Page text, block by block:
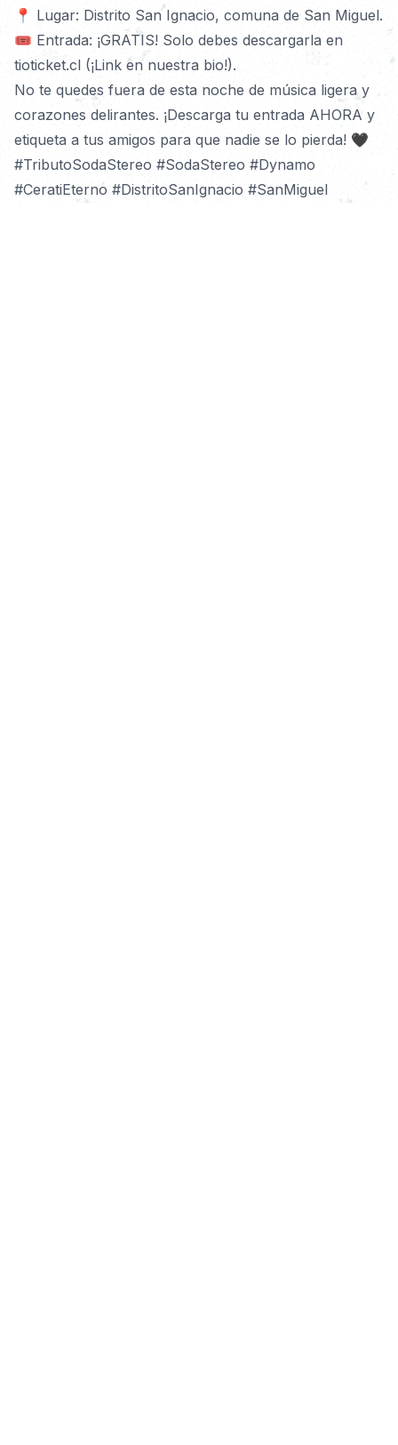
📍 Lugar: Distrito San Ignacio, comuna de San Miguel.
🎟️ Entrada: ¡GRATIS! Solo debes descargarla en
tioticket.cl (¡Link en nuestra bio!).
No te quedes fuera de esta noche de música ligera y
corazones delirantes. ¡Descarga tu entrada AHORA y
etiqueta a tus amigos para que nadie se lo pierda! 🖤
#TributoSodaStereo #SodaStereo #Dynamo
#CeratiEterno #DistritoSanIgnacio #SanMiguel